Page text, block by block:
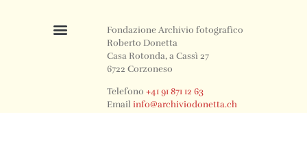
Fondazione Archivio fotografico
Roberto Donetta
Casa Rotonda, a Cassì 27
6722 Corzoneso
Telefono+41 91 871 12 63
Emailinfo@archiviodonetta.ch